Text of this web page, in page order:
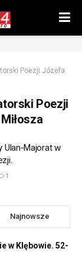
Poezji Józefa
Poezji
Ulan-Majorat w
1
Najnowsze
w Klębowie. 52-